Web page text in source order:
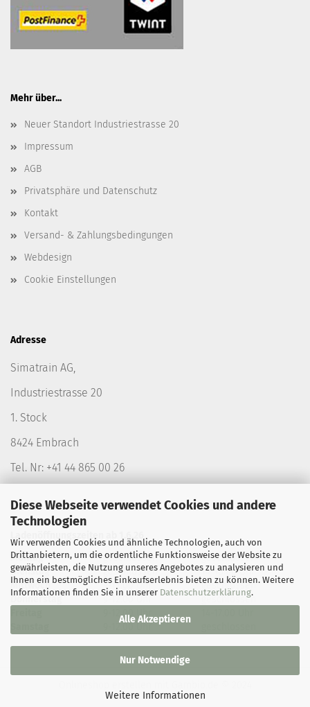
Diese Webseite verwendet Cookies und andere
Technologien
Wir verwenden Cookies und ähnliche Technologien, auch von
Drittanbietern, um die ordentliche Funktionsweise der Website zu
gewährleisten, die Nutzung unseres Angebotes zu analysieren und
Ihnen ein bestmögliches Einkaufserlebnis bieten zu können. Weitere
Informationen finden Sie in unserer Datenschutzerklärung.
Alle Akzeptieren
Nur Notwendige
Weitere Informationen
Mehr über...
Neuer Standort Industriestrasse 20
Impressum
AGB
Privatsphäre und Datenschutz
Kontakt
Versand- & Zahlungsbedingungen
Webdesign
Cookie Einstellungen
Adresse
Simatrain AG,
Industriestrasse 20
1. Stock
8424 Embrach
Tel. Nr: +41 44 865 00 26
Ladenöffnungszeiten ab 1.6.26
Montag
geschlossen
geschlossen
Dienstag
geschlossen
14-18.00 Uhr
Mittwoch
9-12.00 Uhr
geschlossen
Donnerstag
9-12.00 Uhr
geschlossen
9-12.00 Uhr